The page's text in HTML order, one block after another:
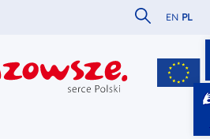
Szukaj w
EN PL